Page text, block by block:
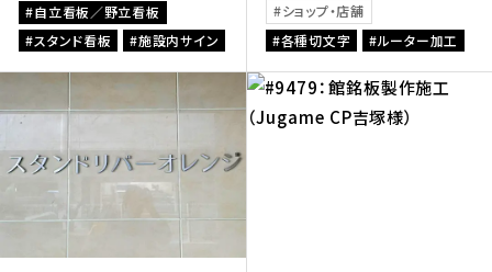
自立看板／野立看板
スタンド看板
施設内サイン
ショップ・店舗
各種切文字
ルーター加工